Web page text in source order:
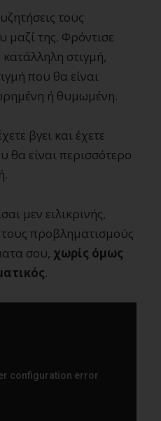
τους
της. Φρόντισε
στιγμή,
που θα είναι
ή θυμωμένη.
βγει και έχετε
θα είναι περισσότερο
μεν ειλικρινής,
προβληματισμούς
σου, χωρίς όμως
.